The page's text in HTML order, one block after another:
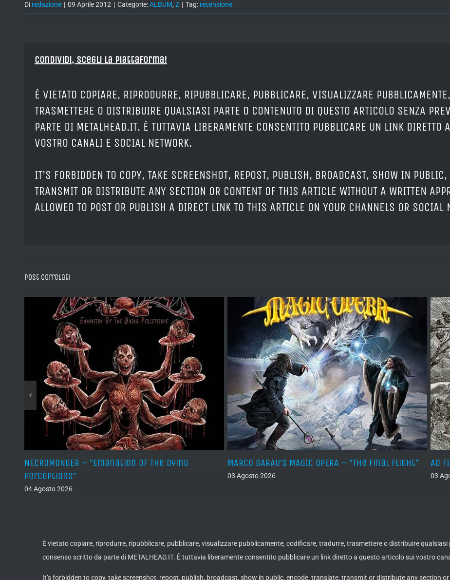
Di redazione | 09 Aprile 2012 | Categorie:ALBUM, Z | Tag: recensione
Condividi, Scegli la piattaforma!
È VIETATO COPIARE, RIPRODURRE, RIPUBBLICARE, PUBBLICARE, VISUALIZZARE
TRASMETTERE O DISTRIBUIRE QUALSIASI PARTE O CONTENUTO DI QUESTO ARTICOLO SENZA
PARTE DI METALHEAD.IT. È TUTTAVIA LIBERAMENTE CONSENTITO PUBBLICARE UN LINK DIRETTO
VOSTRO CANALI E SOCIAL NETWORK.
IT'S FORBIDDEN TO COPY, TAKE SCREENSHOT, REPOST, PUBLISH, BROADCAST, SHOW IN PUBLIC,
TRANSMIT OR DISTRIBUTE ANY SECTION OR CONTENT OF THIS ARTICLE WITHOUT A WRITTEN
ALLOWED TO POST OR PUBLISH A DIRECT LINK TO THIS ARTICLE ON YOUR CHANNELS OR SOCIAL
Post correlati
NECROMONGER – “Emanation Of The Dying
Perceptions”
04 Agosto 2026
MARCO GARAU’S MAGIC OPERA – “The Final Flight”
03 Agosto 2026
AD
03
È vietato copiare, riprodurre, ripubblicare, pubblicare, visualizzare pubblicamente, codificare, tradurre, trasmettere o distribuire
consenso scritto da parte di METALHEAD.IT. È tuttavia liberamente consentito pubblicare un link diretto a questo articolo sui vostro
It’s forbidden to copy, take screenshot, repost, publish, broadcast, show in public, encode, translate, transmit or distribute any section